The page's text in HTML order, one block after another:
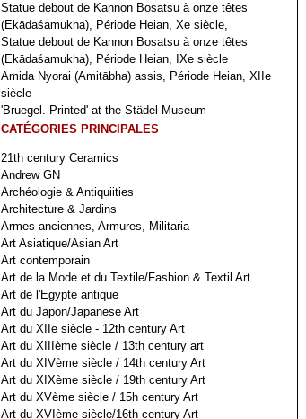
Statue debout de Kannon Bosatsu à onze têtes
(Ekādaśamukha), Période Heian, Xe siècle,
Statue debout de Kannon Bosatsu à onze têtes
(Ekādaśamukha), Période Heian, IXe siècle
Amida Nyorai (Amitābha) assis, Période Heian, XIIe
siècle
'Bruegel. Printed' at the Städel Museum
CATÉGORIES PRINCIPALES
21th century Ceramics
Andrew GN
Archéologie & Antiquiities
Architecture & Jardins
Armes anciennes, Armures, Militaria
Art Asiatique/Asian Art
Art contemporain
Art de la Mode et du Textile/Fashion & Textil Art
Art de l'Egypte antique
Art du Japon/Japanese Art
Art du XIIe siècle - 12th century Art
Art du XIIIème siècle / 13th century art
Art du XIVème siècle / 14th century Art
Art du XIXème siècle / 19th century Art
Art du XVème siècle / 15h century Art
Art du XVIème siècle/16th century Art